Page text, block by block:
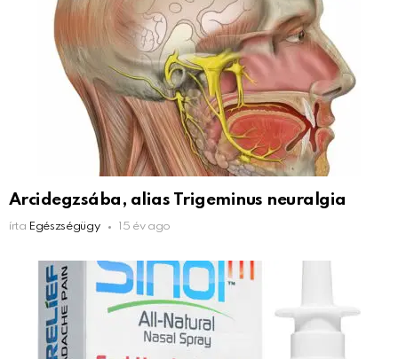
Arcidegzsába, alias Trigeminus neuralgia
írta Egészségügy 15 év ago